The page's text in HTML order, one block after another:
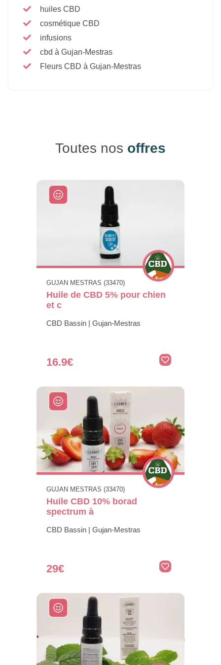
huiles CBD
cosmétique CBD
infusions
cbd à Gujan-Mestras
Fleurs CBD à Gujan-Mestras
Toutes nos offres
GUJAN MESTRAS (33470)
Huile de CBD 5% pour chien
et c
CBD Bassin | Gujan-Mestras
16.9€
GUJAN MESTRAS (33470)
Huile CBD 10% borad
spectrum à
CBD Bassin | Gujan-Mestras
29€